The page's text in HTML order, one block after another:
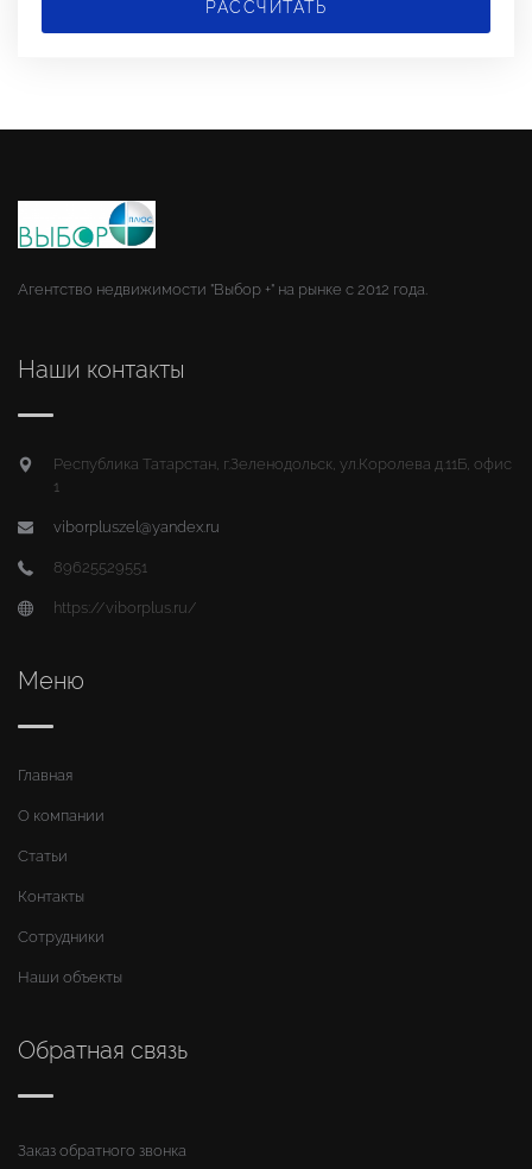
РАССЧИТАТЬ
Агентство недвижимости "Выбор +" на рынке с 2012 года.
Наши контакты
Республика Татарстан, г.Зеленодольск, ул.Королева д.11Б, офис
1
viborpluszel@yandex.ru
89625529551
https://viborplus.ru/
Меню
Главная
О компании
Статьи
Контакты
Сотрудники
Наши объекты
Обратная связь
Заказ обратного звонка